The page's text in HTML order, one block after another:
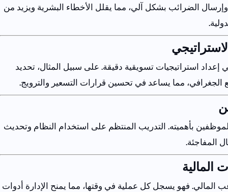
وإرسال الضرائب بشكل آلي، مما يقلل الأخطاء البشرية ويزيد من
.
إعداد استراتيجيات تسويقية دقيقة. على سبيل المثال، تحديد
الجغرافي، مما يساعد في تحسين قرارات التسعير والترويج.
بأهميته. التدريب المنتظم على استخدام النظام وتحديث
المفاجئة.
المالية
المالي. فهو يسجل كل عملية في وقتها، مما يمنح الإدارة أدوات